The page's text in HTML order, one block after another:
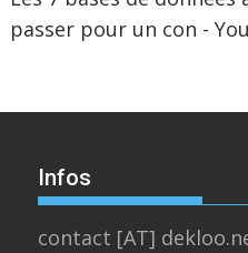
passer pour un con -
Infos
contact [AT]